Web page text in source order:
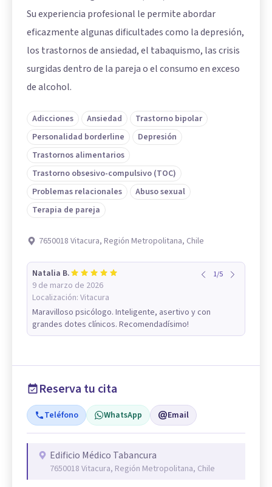
Su experiencia profesional le permite abordar
eficazmente algunas dificultades como la depresión,
los trastornos de ansiedad, el tabaquismo, las crisis
surgidas dentro de la pareja o el consumo en exceso
de alcohol.
Adicciones Ansiedad
Trastorno bipolar
Personalidad borderline
Depresión
Trastornos alimentarios
Trastorno obsesivo-compulsivo (TOC)
Problemas relacionales
Abuso sexual
Terapia de pareja
7650018 Vitacura, Región Metropolitana, Chile
Natalia B.
9 de marzo de 2026
Localización: Vitacura
1/5
Maravilloso psicólogo. Inteligente, asertivo y con
grandes dotes clínicos. Recomendadísimo!
Reserva tu cita
Teléfono WhatsApp Email
Edificio Médico Tabancura
7650018 Vitacura, Región Metropolitana, Chile